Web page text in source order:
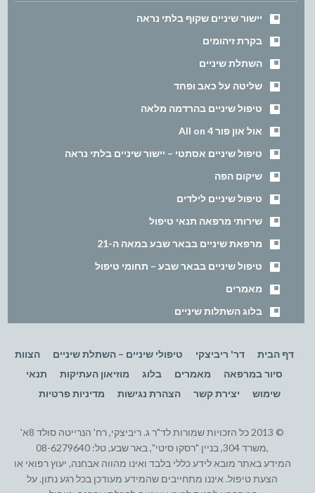
יישור שיניים שקוף בלתי נראה
בקרת זיהומים
השתלת שיניים
שליטה על כאב ופחד
טיפול שיניים בהרדמה מלאה
אול און פור All on 4
טיפול שיניים אסתטי – יישור שיניים בלתי נראה
שיקום הפה
טיפול שיניים לילדים
שירותי מרפאה תנאי טיפול
מרפאת שיניים בבאר שבע במאה ה-21
טיפול שיניים בבאר שבע – תחומי טיפול
מאמרים
בלוג השתלות שיניים
דף הבית דר' ריביצקי טיפולי שיניים – השתלת שיניים
הצוות
סיור במרפאה
מאמרים בלוג מוזיאון העתיקות
תנאי
שימוש
יצירת קשר הצהרת נגישות מדיניות פרטיות
© 2013 כל הזכויות שמורות לד"ר ג. ריביצקי, רח' הנרייטה סולד 8א'
,משרד 304, בניין "רסקו סיטי", באר שבע, טל: 08-6279640
המידע באתר מובא לידע כללי בלבד ואינו מהווה אבחנה, יעוץ רפואי או
הצעת טיפול. איננו מתחייבים שהמידע מעודכן בכל רגע נתון. על